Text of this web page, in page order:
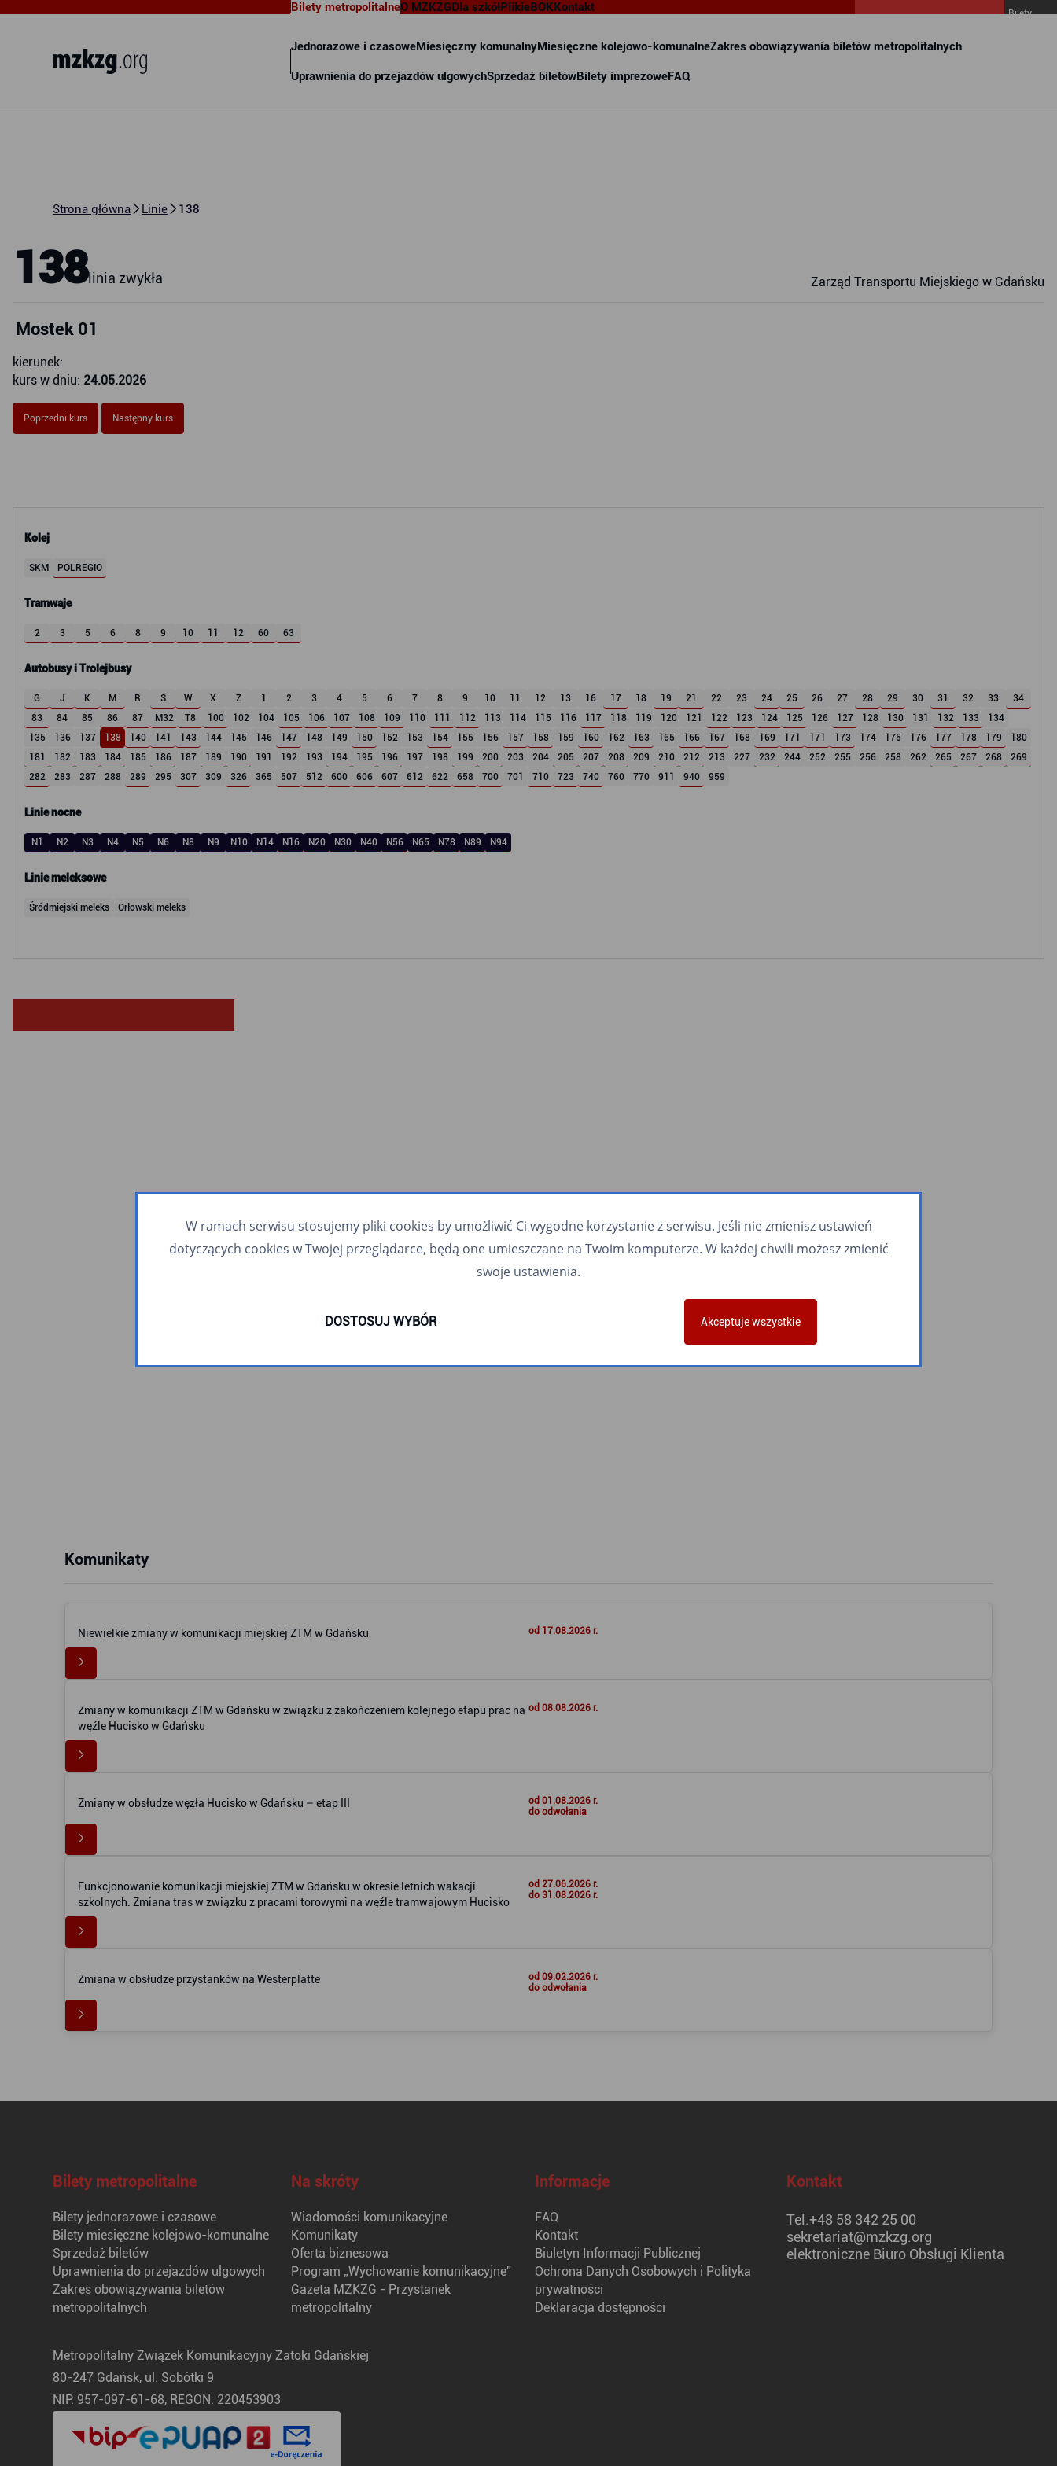
Bilety metropolitalne
Jednorazowe i czasoweMiesięczny komunalnyMiesięczne kolejowo-komunalneZakres obowiązywania biletów metropolitalnych
Uprawnienia do przejazdów ulgowychSprzedaż biletówBilety imprezoweFAQ
O MZKZGDla szkółPlikieBOKKontakt
Bilety
Strona główna Linie 138
Kolej
SKM POLREGIO
Tramwaje
2 3 5 6 8 9 10 11 12 60 63
Autobusy i Trolejbusy
G J K M R S W X Z 1 2 3 4 5 6 7 8 9 10 11 12 13 16 17 18 19 21 22 23 24 25 26 27 28 29 30 31 32 33
34
83
84 85 86 87 M32 T8 100 102 104 105 106 107 108 109 110 111 112 113 114 115 116 117 118 119 120 121 122 123 124 125 126 127 128 130 131 132 133
134
135
136 137 138 140 141 143 144 145 146 147 148 149 150 152 153 154 155 156 157 158 159 160 162 163 165 166 167 168 169 171 171 173 174 175 176 177 178 179
180
181
182 183 184 185 186 187 189 190 191 192 193 194 195 196 197 198 199 200 203 204 205 207 208 209 210 212 213 227 232 244 252 255 256 258 262 265 267 268
269
282
283 287 288 289 295 307 309 326 365 507 512 600 606 607 612 622 658 700 701 710 723 740 760 770 911 940 959
Linie nocne
N1 N2 N3 N4 N5 N6 N8 N9 N10 N14 N16 N20 N30 N40 N56 N65 N78 N89 N94
Linie meleksowe
Śródmiejski meleks Orłowski meleks
138linia zwykła Zarząd Transportu Miejskiego w Gdańsku
Mostek 01
kierunek:
kurs w dniu: 24.05.2026
Poprzedni kurs Następny kurs
Komunikaty
Niewielkie zmiany w komunikacji miejskiej ZTM w Gdańsku od 17.08.2026 r.
Zmiany w komunikacji ZTM w Gdańsku w związku z zakończeniem kolejnego etapu prac na
węźle Hucisko w Gdańsku
od 08.08.2026 r.
Zmiany w obsłudze węzła Hucisko w Gdańsku – etap III
od 01.08.2026 r.
do odwołania
Funkcjonowanie komunikacji miejskiej ZTM w Gdańsku w okresie letnich wakacji
szkolnych. Zmiana tras w związku z pracami torowymi na węźle tramwajowym Hucisko
od 27.06.2026 r.
do 31.08.2026 r.
Zmiana w obsłudze przystanków na Westerplatte
od 09.02.2026 r.
do odwołania
Bilety metropolitalne
Bilety jednorazowe i czasowe
Bilety miesięczne kolejowo-komunalne
Sprzedaż biletów
Uprawnienia do przejazdów ulgowych
Zakres obowiązywania biletów
metropolitalnych
Na skróty
Wiadomości komunikacyjne
Komunikaty
Oferta biznesowa
Program „Wychowanie komunikacyjne”
Gazeta MZKZG - Przystanek
metropolitalny
Informacje
FAQ
Kontakt
Biuletyn Informacji Publicznej
Ochrona Danych Osobowych i Polityka
prywatności
Deklaracja dostępności
Kontakt
Tel.+48 58 342 25 00
sekretariat@mzkzg.org
elektroniczne Biuro Obsługi Klienta
Metropolitalny Związek Komunikacyjny Zatoki Gdańskiej
80-247 Gdańsk, ul. Sobótki 9
NIP: 957-097-61-68, REGON: 220453903
W ramach serwisu stosujemy pliki cookies by umożliwić Ci wygodne korzystanie z serwisu. Jeśli nie zmienisz ustawień
dotyczących cookies w Twojej przeglądarce, będą one umieszczane na Twoim komputerze. W każdej chwili możesz zmienić
swoje ustawienia.
DOSTOSUJ WYBÓR Akceptuje wszystkie